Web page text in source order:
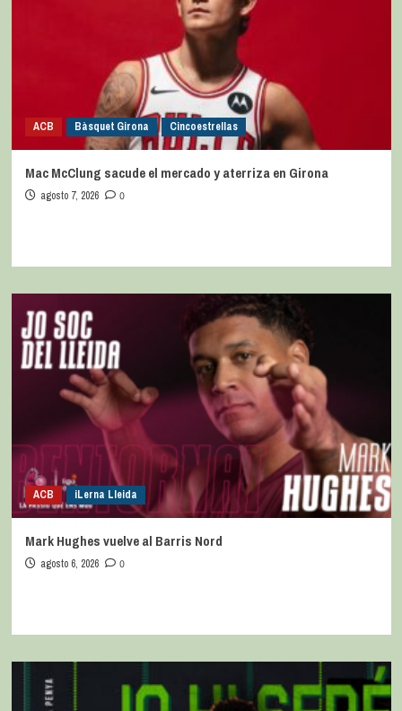
ACB Bàsquet Girona Cincoestrellas
Mac McClung sacude el mercado y aterriza en Girona
agosto 7, 2026 0
ACB iLerna Lleida
Mark Hughes vuelve al Barris Nord
agosto 6, 2026 0